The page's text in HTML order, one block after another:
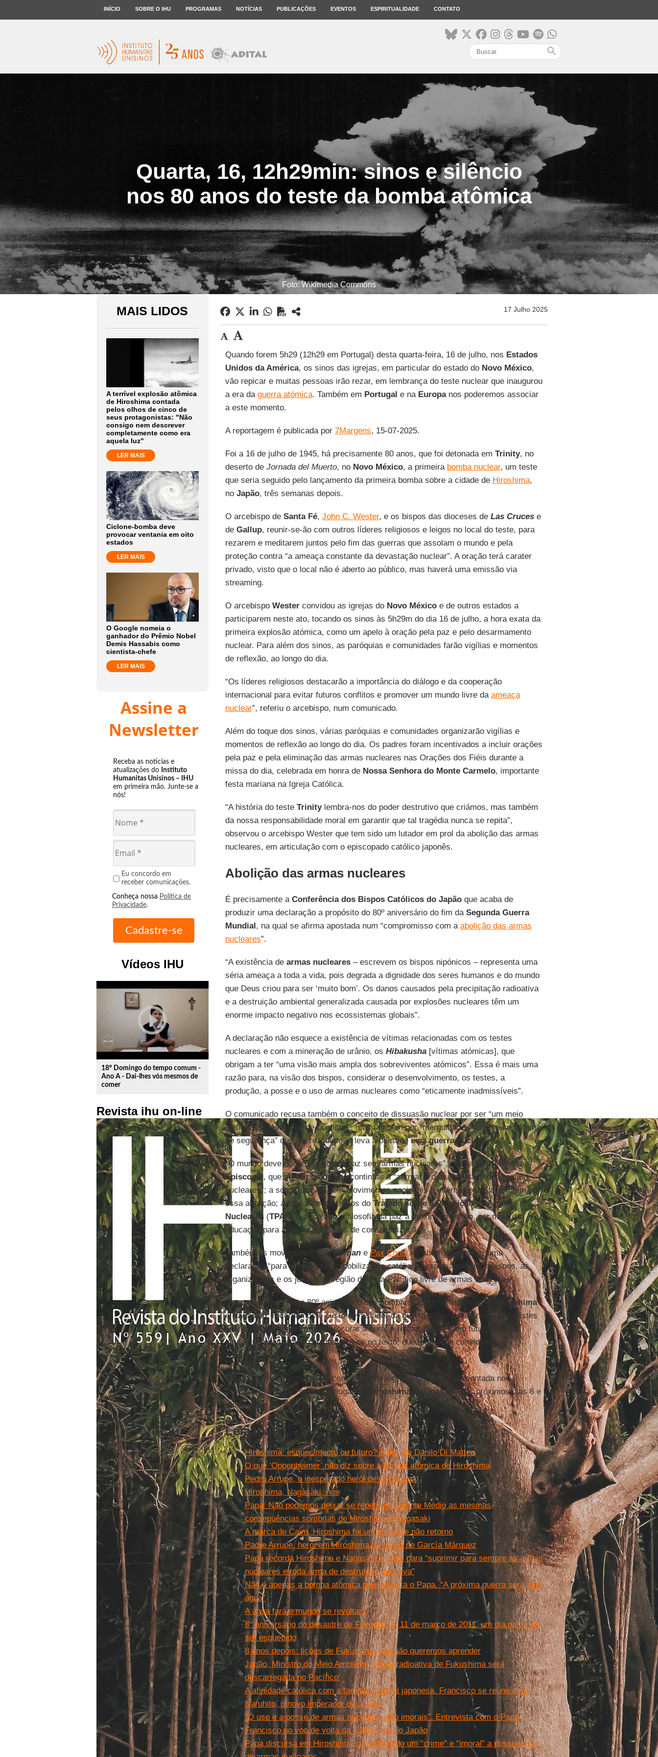
INÍCIO SOBRE O IHU PROGRAMAS NOTÍCIAS PUBLICAÇÕES EVENTOS ESPIRITUALIDADE CONTATO
search
Quarta, 16, 12h29min: sinos e silêncio
nos 80 anos do teste da bomba atômica
Foto: Wikimedia Commons
MAIS LIDOS
A terrível explosão atômica
de Hiroshima contada
pelos olhos de cinco de
seus protagonistas: "Não
consigo nem descrever
completamente como era
aquela luz"
LER MAIS
Ciclone-bomba deve
provocar ventania em oito
estados
LER MAIS
O Google nomeia o
ganhador do Prêmio Nobel
Demis Hassabis como
cientista-chefe
LER MAIS
Assine a
Newsletter
Receba as notícias e
atualizações do Instituto
Humanitas Unisinos – IHU
em primeira mão. Junte-se a
nós!
Eu concordo em
receber comunicações.
Conheça nossa Política de
Privacidade.
Vídeos IHU
play_circle_outline
18º Domingo do tempo comum -
Ano A - Dai-lhes vós mesmos de
comer
Revista ihu on-line
17 Julho 2025
Quando forem 5h29 (12h29 em Portugal) desta quarta-feira, 16 de julho, nos Estados
Unidos da América, os sinos das igrejas, em particular do estado do Novo México,
vão repicar e muitas pessoas irão rezar, em lembrança do teste nuclear que inaugurou
a era da guerra atómica. Também em Portugal e na Europanos poderemos associar
a este momento.
A reportagem é publicada por 7Margens, 15-07-2025.
Foi a 16 de julho de 1945, há precisamente 80 anos, que foi detonada em Trinity, no
deserto de Jornada del Muerto, no Novo México, a primeira bomba nuclear, um teste
que seria seguido pelo lançamento da primeira bomba sobre a cidade de Hiroshima,
no Japão, três semanas depois.
O arcebispo de Santa Fé, John C. Wester, e os bispos das dioceses deLas Crucese
de Gallup, reunir-se-ão com outros líderes religiosos e leigos no local do teste, para
rezarem e meditarem juntos pelo fim das guerras que assolam o mundo e pela
proteção contra “a ameaça constante da devastação nuclear”. A oração terá carater
privado, visto que o local não é aberto ao público, mas haverá uma emissão via
streaming.
O arcebispo Westerconvidou as igrejas do Novo Méxicoe de outros estados a
participarem neste ato, tocando os sinos às 5h29m do dia 16 de julho, a hora exata da
primeira explosão atómica, como um apelo à oração pela paz e pelo desarmamento
nuclear. Para além dos sinos, as paróquias e comunidades farão vigílias e momentos
de reflexão, ao longo do dia.
“Os líderes religiosos destacarão a importância do diálogo e da cooperação
internacional para evitar futuros conflitos e promover um mundo livre da ameaça
nuclear”, referiu o arcebispo, num comunicado.
Além do toque dos sinos, várias paróquias e comunidades organizarão vigílias e
momentos de reflexão ao longo do dia. Os padres foram incentivados a incluir orações
pela paz e pela eliminação das armas nucleares nas Orações dos Fiéis durante a
missa do dia, celebrada em honra de Nossa Senhora do Monte Carmelo, importante
festa mariana na Igreja Católica.
“A história do teste Trinitylembra-nos do poder destrutivo que criámos, mas também
da nossa responsabilidade moral em garantir que tal tragédia nunca se repita”,
observou o arcebispo Wester que tem sido um lutador em prol da abolição das armas
nucleares, em articulação com o episcopado católico japonês.
Abolição das armas nucleares
É precisamente a Conferência dos Bispos Católicos do Japãoque acaba de
produzir uma declaração a propósito do 80º aniversário do fim da Segunda Guerra
Mundial, na qual se afirma apostada num “compromisso com a abolição das armas
nucleares”.
“A existência de armas nucleares– escrevem os bispos nipónicos – representa uma
séria ameaça a toda a vida, pois degrada a dignidade dos seres humanos e do mundo
que Deus criou para ser ‘muito bom’. Os danos causados pela precipitação radioativa
e a destruição ambiental generalizada causada por explosões nucleares têm um
enorme impacto negativo nos ecossistemas globais”.
A declaração não esquece a existência de vítimas relacionadas com os testes
nucleares e com a mineração de urânio, os Hibakusha [vítimas atómicas], que
obrigam a ter “uma visão mais ampla dos sobreviventes atómicos”. Essa é mais uma
razão para, na visão dos bispos, considerar o desenvolvimento, os testes, a
produção, a posse e o uso de armas nucleares como “eticamente inadmissíveis”.
O comunicado recusa também o conceito de dissuasão nuclear por ser “um meio
ineficaz de resolução de conflitos”, mas também por “mergulhar o mundo num “dilema
de segurança” que, na realidade, o leva à beira de umaguerra nuclear.
“O mundo deve poder escolher a paz sem armas nucleares”, nota aConferência
Episcopal, que se compromete a continuar a “afirmar a desumanidade das armas
nucleares”; a solidarizar-se com movimentos nacionais e internacionais que lutam por
essa abolição; a apoiar os princípios doTratado sobre a Proibição de Armas
Nucleares(TPAN) e a “passar a filosofia da paz à próxima geração, por meio da
educação para a paz e atividades de conscientização”.
Também os movimentos Pax Romane Pax Christi acabam de publicar uma
declaração “para sensibilizar e mobilizar os católicos, especialmente os bispos, as
organizações e os jovens na região da Ásia-Pacífico livre de armas nucleares”.
“Ao comemorarmos o 80º aniversário dos bombardeamentos atómicos de
Hiroshima
eNagasaki, recordamos o custo devastador da guerra e das armas nucleares. Estes
aniversários impelem-nos a procurar a cura, a reconciliação e um futuro livre da
ameaça da devastação nuclear”, lê-se no texto, que todos são convidados a
subscrever online.
Esta declaração, juntamente com a lista de signatários, será apresentada nos
serviços memoriais que terão lugar em
Hiroshima eNagasaki, nos próximos dias 6 e
9 de agosto de 2025.
Leia mais
Hiroshima: esquecimento ou futuro? Artigo de Danilo Di Matteo
O que ‘Oppenheimer’ não diz sobre a bomba atômica de Hiroshima
Pedro Arrupe, o inesperado herói de Hiroshima
Hiroshima, Nagasaki, nós
Papa: Não podemos deixar se repetir no Oriente Médio as mesmas
consequências sombrias de Hiroshima e Nagasaki
A marca de Caim. Hiroshima foi um ponto de não retorno
Padre Arrupe, herói em Hiroshima. O relato de García Márquez
Papa recorda Hiroshima e Nagasaki e pede para “suprimir para sempre as armas
nucleares e toda arma de destruição massiva”
Não é apenas a bomba atômica que assusta o Papa. “A próxima guerra será pela
água”
A água fará o mundo se revoltar?
8° aniversário do desastre de Fukushima: 11 de março de 2011, um dia para não
ser esquecido
8 anos depois: lições de Fukushima que não queremos aprender
Japão, Ministro do Meio Ambiente: 'Água radioativa de Fukushima será
descarregada no Pacífico'
A afinidade católica com a família imperial japonesa. Francisco se reúne com
Naruhito, o novo imperador do Japão
“O uso e a posse de armas nucleares são imorais”. Entrevista com o Papa
Francisco no voo de volta da Tailândia e do Japão
Papa discursa em Hiroshima, considerando um “crime” e “imoral” a posse e uso